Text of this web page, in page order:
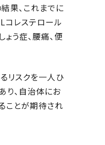
果、これまでに
コレステロール
う症、腰痛、便
リスクを一人ひ
り、自治体にお
ことが期待され